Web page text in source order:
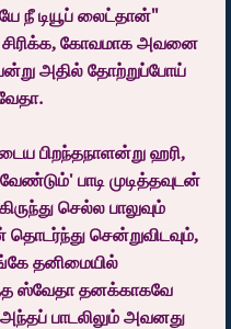
நீ டியூப் லைட்தான்"
கோவமாக அவனை
அதில் தோற்றுப்போய்
பாடி முடித்தவுடன்
செல்ல பாலுவும்
சென்றுவிடவும்,
தனிமையில்
ஸ்வேதா தனக்காகவே
பாடலிலும் அவனது